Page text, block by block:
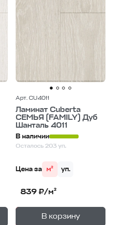
Арт. CU4011
Ламинат Cuberta
СЕМЬЯ (FAMILY) Дуб
Шанталь 4011
В наличии
Осталось 203 уп.
Цена за м² уп.
839 ₽/м²
В корзину
— 1уп.